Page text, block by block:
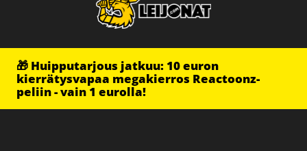
🎁 Huipputarjous jatkuu: 10 euron
kierrätysvapaa megakierros Reactoonz-
peliin - vain 1 eurolla!